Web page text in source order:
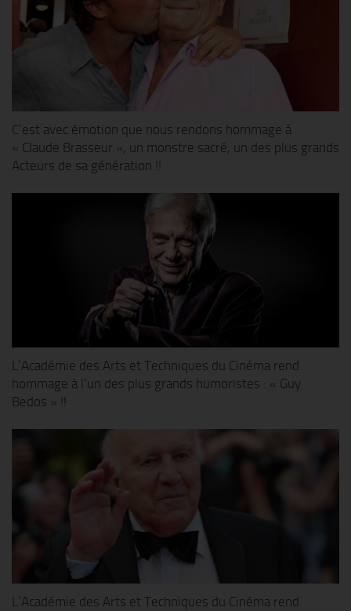
C’est avec émotion que nous rendons hommage à
« Claude Brasseur », un monstre sacré, un des plus grands
Acteurs de sa génération !!
L’Académie des Arts et Techniques du Cinéma rend
hommage à l’un des plus grands humoristes : « Guy
Bedos » !!
L’Académie des Arts et Techniques du Cinéma rend